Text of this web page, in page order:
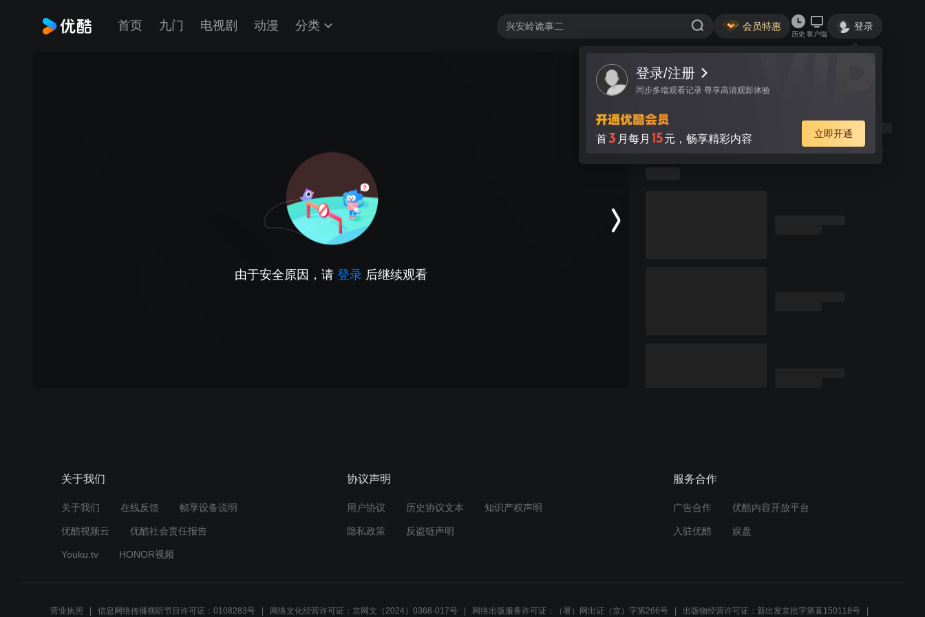
首页 九门 电视剧 动漫 分类 会员特惠
历史 客户端
登录
登录/注册
同步多端观看记录 尊享高清观影体验
首3 月每月 15元，畅享精彩内容 立即开通
由于安全原因，请 登录 后继续观看
关于我们
关于我们 在线反馈 帧享设备说明
优酷视频云 优酷社会责任报告
Youku.tv HONOR视频
协议声明
用户协议 历史协议文本 知识产权声明
隐私政策 反盗链声明
服务合作
广告合作 优酷内容开放平台
入驻优酷 娱盘
营业执照 信息网络传播视听节目许可证：0108283号 网络文化经营许可证：京网文（2024）0368-017号 网络出版服务许可证：（署）网出证（京）字第266号 出版物经营许可证：新出发京批字第直150118号